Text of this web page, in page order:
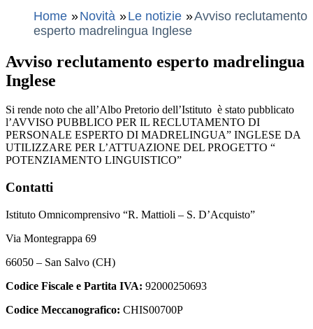
Home Novità Le notizie
Avviso reclutamento
esperto madrelingua Inglese
Avviso reclutamento esperto madrelingua
Inglese
Si rende noto che all’Albo Pretorio dell’Istituto è stato pubblicato
l’AVVISO PUBBLICO PER IL RECLUTAMENTO DI
PERSONALE ESPERTO DI MADRELINGUA” INGLESE DA
UTILIZZARE PER L’ATTUAZIONE DEL PROGETTO “
POTENZIAMENTO LINGUISTICO”
Contatti
Istituto Omnicomprensivo “R. Mattioli – S. D’Acquisto”
Via Montegrappa 69
66050 – San Salvo (CH)
Codice Fiscale e Partita IVA: 92000250693
Codice Meccanografico: CHIS00700P